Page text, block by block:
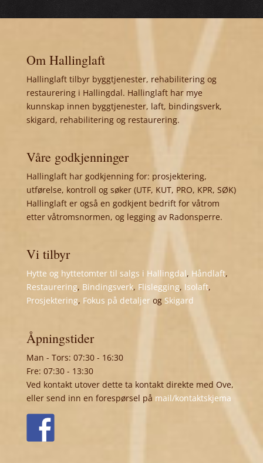
Om Hallinglaft
Hallinglaft tilbyr byggtjenester, rehabilitering og
restaurering i Hallingdal. Hallinglaft har mye
kunnskap innen byggtjenester, laft, bindingsverk,
skigard, rehabilitering og restaurering.
Våre godkjenninger
Hallinglaft har godkjenning for: prosjektering,
utførelse, kontroll og søker (UTF, KUT, PRO, KPR, SØK)
Hallinglaft er også en godkjent bedrift for våtrom
etter våtromsnormen, og legging av Radonsperre.
Vi tilbyr
Hytte og hyttetomter til salgs i Hallingdal, Håndlaft,
Restaurering, Bindingsverk, Flislegging, Isolaft,
Prosjektering, Fokus på detaljerog Skigard
Åpningstider
Man - Tors: 07:30 - 16:30
Fre: 07:30 - 13:30
Ved kontakt utover dette ta kontakt direkte med Ove,
eller send inn en forespørsel på mail/kontaktskjema